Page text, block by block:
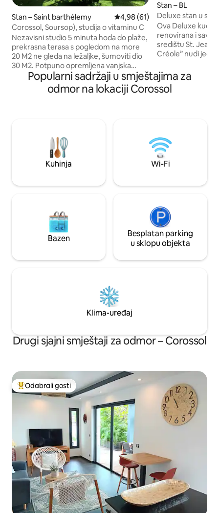
Stan – Saint barthélemy Prosječna ocjena: 4,98/5,
4,98 (61)
Corossol, Soursop), studija o vitaminu C
Nezavisni studio 5 minuta hoda do plaže,
prekrasna terasa s pogledom na more
20 M2 ne gleda na ležaljke, šumoviti dio
30 M2. Potpuno opremljena vanjska
kuhinja s indukcijskom pločom za
kuhanje, hladnjakom , perilicom posuđa,
tosterom itd. Klimatizirana soba s
rublja, sušilica, daska za glačanje i daska
za glačanje nisu teški, nitko nije težak.
Garderoba . Električni automobil u
Stan – BL
Deluxe stan u
Ova Deluxe kuća
renovirana i
središtu St. Jeana
Créole” nudi
Nikki Beacha, La
hotela Eden Rock. Okružena
trgovinama,
privatnog
Popularni sadržaji u smještajima za
odmor na lokaciji Corossol
Kuhinja Wi-Fi
Bazen
Besplatan parking
u sklopu objekta
Klima-uređaj
Drugi sjajni smještaji za odmor – Corossol
Među najviše rangiranima s oznakom „Odabrali gosti”
Odabrali gosti